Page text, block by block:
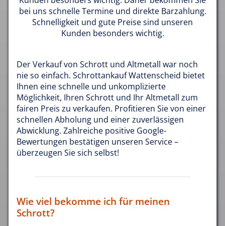
bei uns schnelle Termine und direkte Barzahlung.
Schnelligkeit und gute Preise sind unseren
Kunden besonders wichtig.
Der Verkauf von Schrott und Altmetall war noch
nie so einfach. Schrottankauf Wattenscheid bietet
Ihnen eine schnelle und unkomplizierte
Möglichkeit, Ihren Schrott und Ihr Altmetall zum
fairen Preis zu verkaufen. Profitieren Sie von einer
schnellen Abholung und einer zuverlässigen
Abwicklung. Zahlreiche positive Google-
Bewertungen bestätigen unseren Service –
überzeugen Sie sich selbst!
Wie viel bekomme ich für meinen
Schrott?